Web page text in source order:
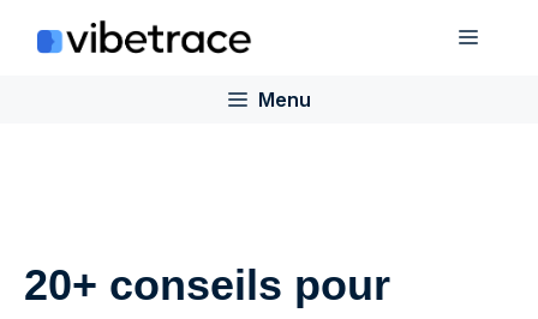
Menu
Menu
20+ conseils pour